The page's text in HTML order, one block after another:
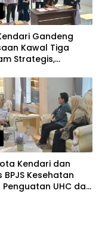
Gandeng
Kawal Tiga
Strategis,
Infrastruktur
Kendari dan
BPJS Kesehatan
Penguatan UHC dan